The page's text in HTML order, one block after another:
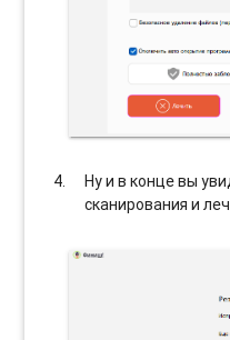
Ну и в конце вы
сканирования и